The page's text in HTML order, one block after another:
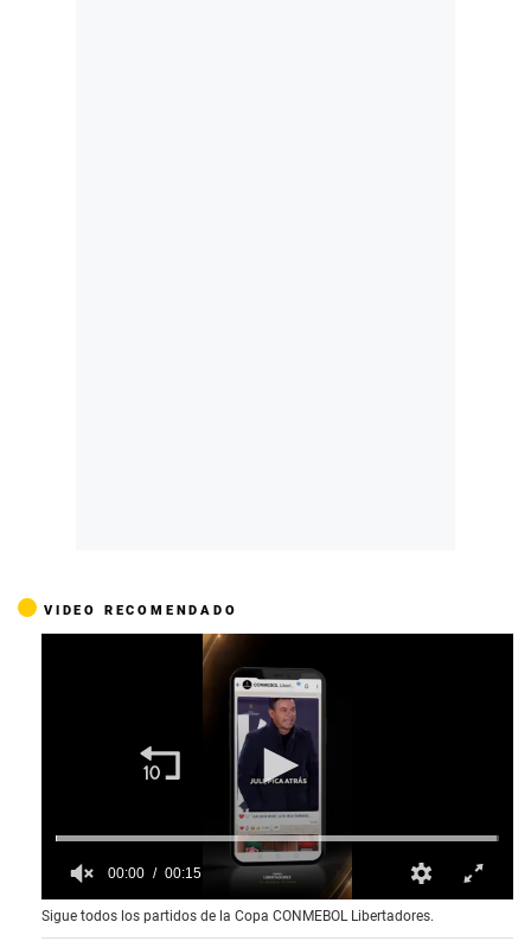
VIDEO RECOMENDADO
0
o
00:00 00:15
Sigue todos los partidos de la Copa CONMEBOL Libertadores.